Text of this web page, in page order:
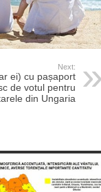
Next:
ei) cu pașaport
de votul pentru
din Ungaria